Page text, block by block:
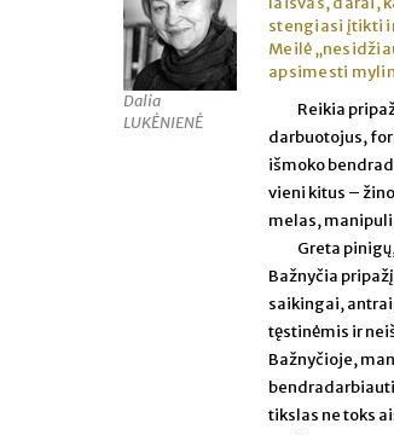
Dalia
LUKĖNIENĖ
stengiasi įtikti
Meilė
apsimesti
Reikia
darbuotojus,
išmoko
vieni kitus –
melas,
Greta
Bažnyčia
saikingai,
tęstinėmis ir
Bažnyčioje,
tikslas ne toks